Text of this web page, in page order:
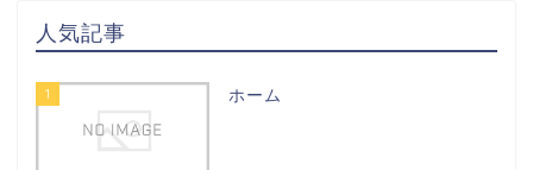
人気記事
1 ホーム